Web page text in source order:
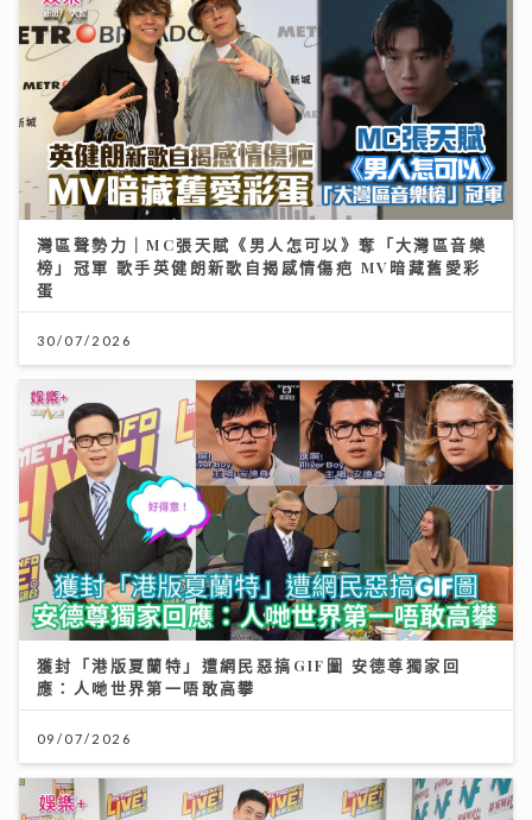
灣區聲勢力｜MC張天賦《男人怎可以》奪「大灣區音樂
榜」冠軍 歌手英健朗新歌自揭感情傷疤 MV暗藏舊愛彩
蛋
30/07/2026
獲封「港版夏蘭特」遭網民惡搞GIF圖 安德尊獨家回
應：人哋世界第一唔敢高攀
09/07/2026